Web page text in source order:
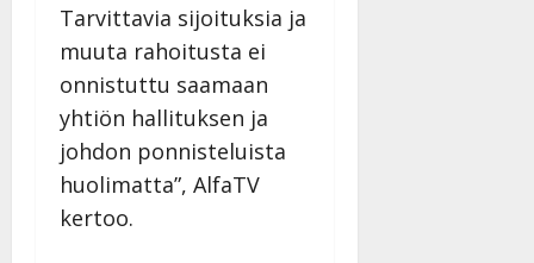
Tarvittavia sijoituksia ja
muuta rahoitusta ei
onnistuttu saamaan
yhtiön hallituksen ja
johdon ponnisteluista
huolimatta”, AlfaTV
kertoo.